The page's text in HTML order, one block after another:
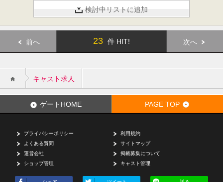
検討中リストに追加
前へ 23 件 HIT! 次へ
キャスト求人
ゲートHOME PAGE TOP
プライバシーポリシー
利用規約
よくある質問
サイトマップ
運営会社
掲載募集について
ショップ管理
キャスト管理